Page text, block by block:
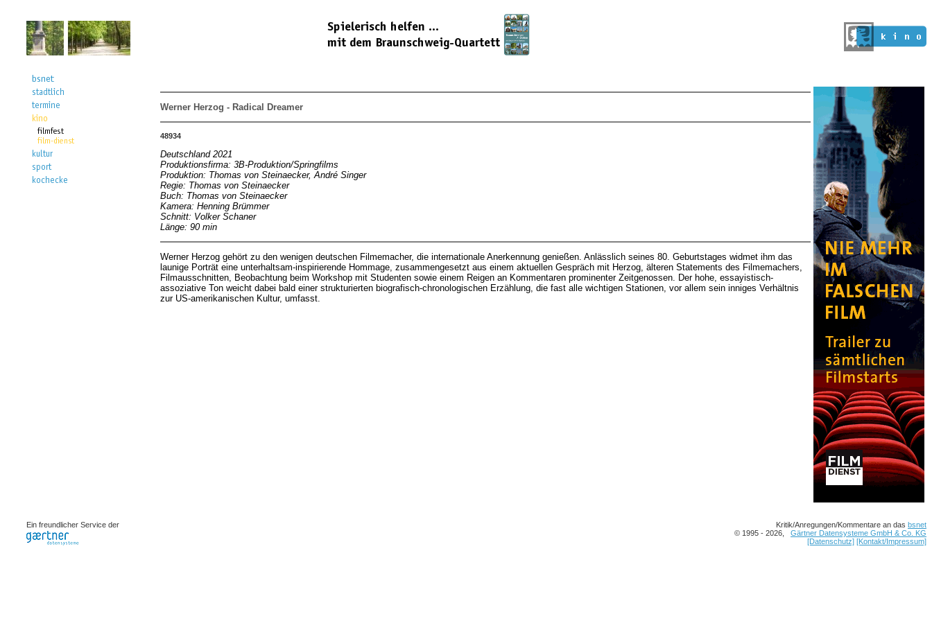
Werner Herzog - Radical Dreamer
48934
Deutschland 2021
Produktionsfirma: 3B-Produktion/Springfilms
Produktion: Thomas von Steinaecker, André Singer
Regie: Thomas von Steinaecker
Buch: Thomas von Steinaecker
Kamera: Henning Brümmer
Schnitt: Volker Schaner
Länge: 90 min
Werner Herzog gehört zu den wenigen deutschen Filmemacher, die internationale Anerkennung genießen. Anlässlich seines 80. Geburtstages widmet ihm das
launige Porträt eine unterhaltsam-inspirierende Hommage, zusammengesetzt aus einem aktuellen Gespräch mit Herzog, älteren Statements des Filmemachers,
Filmausschnitten, Beobachtung beim Workshop mit Studenten sowie einem Reigen an Kommentaren prominenter Zeitgenossen. Der hohe, essayistisch-
assoziative Ton weicht dabei bald einer strukturierten biografisch-chronologischen Erzählung, die fast alle wichtigen Stationen, vor allem sein inniges Verhältnis
zur US-amerikanischen Kultur, umfasst.
Ein freundlicher Service der Kritik/Anregungen/Kommentare an das bsnet
© 1995 - 2026, Gärtner Datensysteme GmbH & Co. KG
[Datenschutz] [Kontakt/Impressum]